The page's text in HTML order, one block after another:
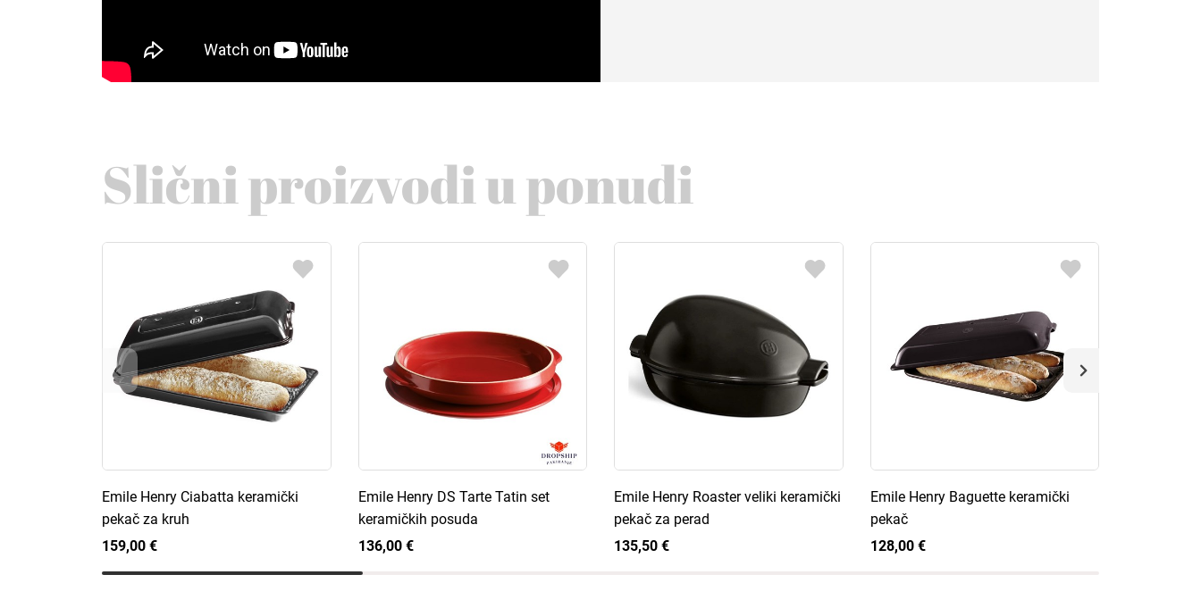
Slični proizvodi u ponudi
Emile Henry Ciabatta keramički
pekač za kruh
159,00 €
Emile Henry DS Tarte Tatin set
keramičkih posuda
136,00 €
Emile Henry Roaster veliki keramički
pekač za perad
135,50 €
Emile Henry Baguette keramički
pekač
128,00 €